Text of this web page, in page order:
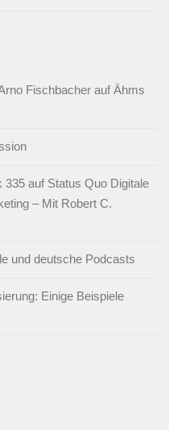
Fischbacher auf Ähms
335 auf Status Quo Digitale
– Mit Robert C.
und deutsche Podcasts
Einige Beispiele